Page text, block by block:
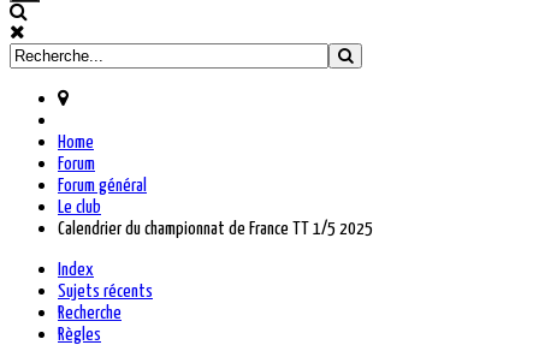
Home
Forum
Forum général
Le club
Calendrier du championnat de France TT 1/5 2025
Index
Sujets récents
Recherche
Règles